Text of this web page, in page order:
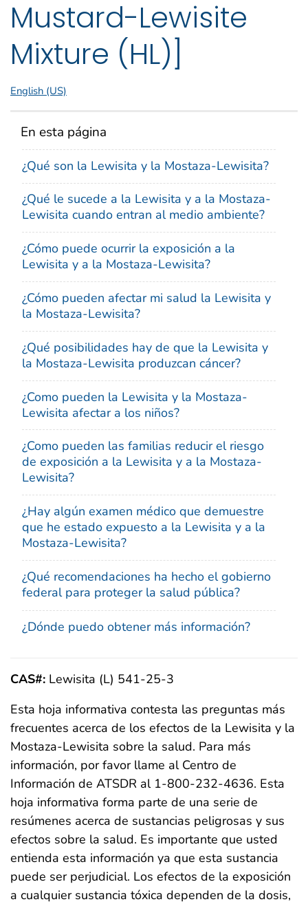
Mustard-Lewisite
Mixture (HL)]
English (US)
En esta página
¿Qué son la Lewisita y la Mostaza-Lewisita?
¿Qué le sucede a la Lewisita y a la Mostaza-
Lewisita cuando entran al medio ambiente?
¿Cómo puede ocurrir la exposición a la
Lewisita y a la Mostaza-Lewisita?
¿Cómo pueden afectar mi salud la Lewisita y
la Mostaza-Lewisita?
¿Qué posibilidades hay de que la Lewisita y
la Mostaza-Lewisita produzcan cáncer?
¿Como pueden la Lewisita y la Mostaza-
Lewisita afectar a los niños?
¿Como pueden las familias reducir el riesgo
de exposición a la Lewisita y a la Mostaza-
Lewisita?
¿Hay algún examen médico que demuestre
que he estado expuesto a la Lewisita y a la
Mostaza-Lewisita?
¿Qué recomendaciones ha hecho el gobierno
federal para proteger la salud pública?
¿Dónde puedo obtener más información?
CAS#: Lewisita (L) 541-25-3
Esta hoja informativa contesta las preguntas más
frecuentes acerca de los efectos de la Lewisita y la
Mostaza-Lewisita sobre la salud. Para más
información, por favor llame al Centro de
Información de ATSDR al 1-800-232-4636. Esta
hoja informativa forma parte de una serie de
resúmenes acerca de sustancias peligrosas y sus
efectos sobre la salud. Es importante que usted
entienda esta información ya que esta sustancia
puede ser perjudicial. Los efectos de la exposición
a cualquier sustancia tóxica dependen de la dosis,